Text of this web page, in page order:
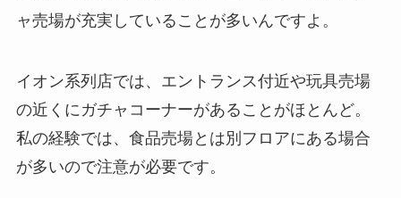
ャ売場が充実していることが多いんですよ。
イオン系列店では、エントランス付近や玩具売場
の近くにガチャコーナーがあることがほとんど。
私の経験では、食品売場とは別フロアにある場合
が多いので注意が必要です。